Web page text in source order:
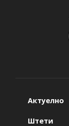
Актуелно
Штети